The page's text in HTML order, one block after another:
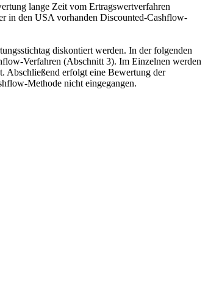
lange Zeit vom Ertragswertverfahren
in den USA vorhanden Discounted-Cashflow-
diskontiert werden. In der folgenden
Verfahren (Abschnitt 3). Im Einzelnen werden
Abschließend erfolgt eine Bewertung der
Methode nicht eingegangen.